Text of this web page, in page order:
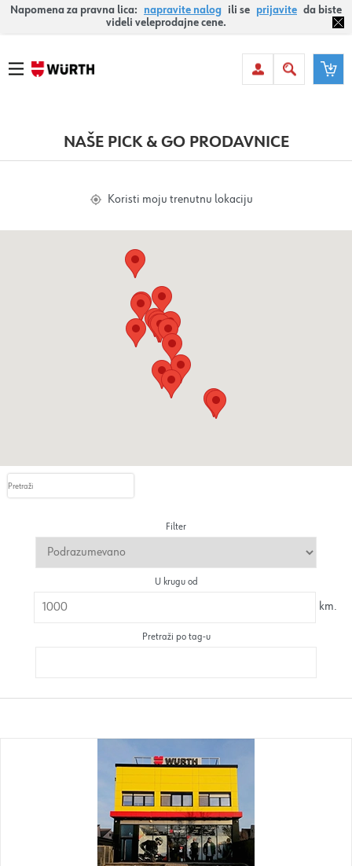
Napomena za pravna lica: napravite nalog ili se prijavite da biste
videli veleprodajne cene.
NAŠE PICK & GO PRODAVNICE
Koristi moju trenutnu lokaciju
Filter
U krugu od
km.
Pretraži po tag-u